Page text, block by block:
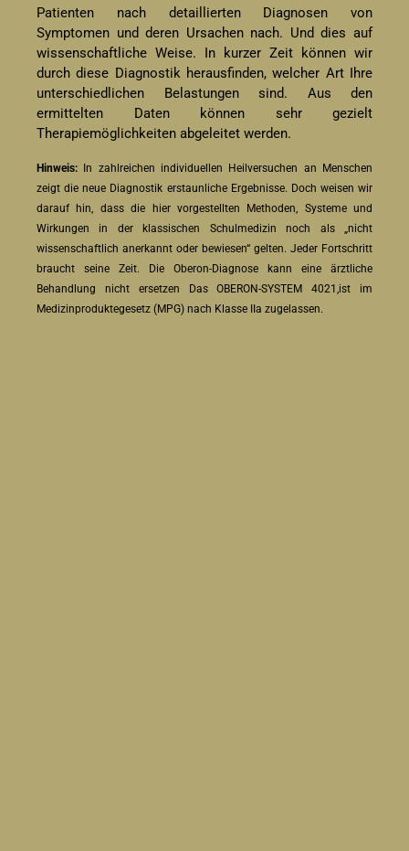
Patienten nach detaillierten Diagnosen von
Symptomen und deren Ursachen nach. Und dies auf
wissenschaftliche Weise. In kurzer Zeit können wir
durch diese Diagnostik herausfinden, welcher Art Ihre
unterschiedlichen Belastungen sind. Aus den
ermittelten Daten können sehr gezielt
Therapiemöglichkeiten abgeleitet werden.
Hinweis: In zahlreichen individuellen Heilversuchen an Menschen
zeigt die neue Diagnostik erstaunliche Ergebnisse. Doch weisen wir
darauf hin, dass die hier vorgestellten Methoden, Systeme und
Wirkungen in der klassischen Schulmedizin noch als „nicht
wissenschaftlich anerkannt oder bewiesen“ gelten. Jeder Fortschritt
braucht seine Zeit. Die Oberon-Diagnose kann eine ärztliche
Behandlung nicht ersetzen Das OBERON-SYSTEM 4021,ist im
Medizinproduktegesetz (MPG) nach Klasse IIa zugelassen.